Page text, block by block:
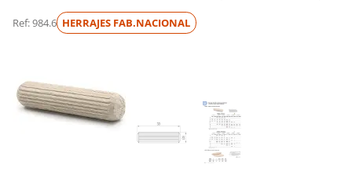
Ref: 984.6 HERRAJES FAB.NACIONAL